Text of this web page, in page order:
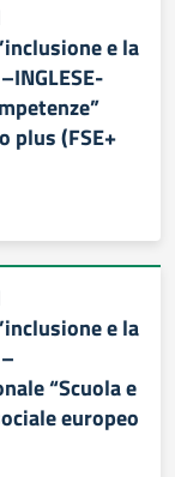
e la
plus (FSE+
e la
“Scuola e
europeo